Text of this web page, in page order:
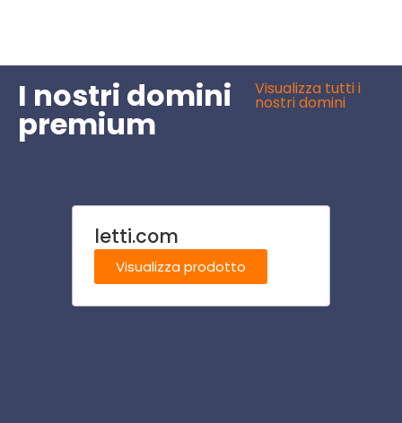
I nostri domini
premium
Visualizza tutti i
nostri domini
letti.com
Visualizza prodotto